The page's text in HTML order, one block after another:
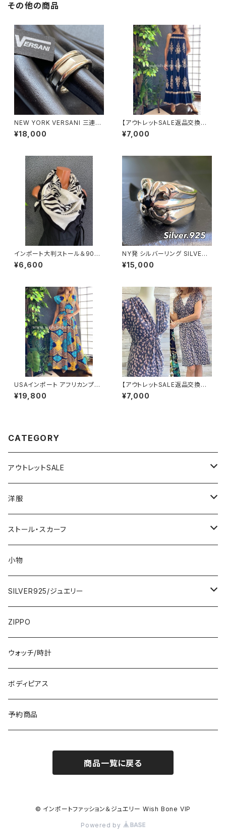
その他の商品
NEW YORK VERSANI 三連シ
ルバーリング【19～24号】ポリゴ
ンデザイン ベルサーニ｜シルバ
¥18,000
【アウトレットSALE返品交換不
可8/20まで】イタリア製マキシ
ワンピース インポート ロング
¥7,000
インポート大判ストール＆90c
mスクエア モノトーンスカーフ
｜ホワイト＆ブラック馬ホース
¥6,600
NY発 シルバーリング SILVER9
25 百合 王冠 フローラルリング
ブラックストーン 指輪
¥15,000
USAインポート アフリカンプリ
ント ロングドレス｜アレンジ次
第なマキシワンピース｜ビビット
¥19,800
【アウトレットSALE返品交換不
可フランス製インポートワンピー
ス｜FIFILLES de PARIS フィ
¥7,000
CATEGORY
アウトレットSALE
1000円
2000円
3000円
5000円
7000円
洋服
インポートワンピース
ロング・マキシ
ひざ・ミディ
トップス・カーディガン・アウター
カーディガン
イタリア製ジャケット
スカート・パンツ
ストール・スカーフ
大判ストール・ロングスカーフ
小さめスカーフ
コットンストール・スカーフ
冬物・マフラー
小物
SILVER925/ジュエリー
指輪・リング
ネックレス・ペンダントトップ
ピアス・イヤリング
ブレスレット・バングル
ZIPPO
ウォッチ/時計
ボディピアス
予約商品
商品一覧に戻る
© インポートファッション＆ジュエリー Wish Bone VIP
Powered by